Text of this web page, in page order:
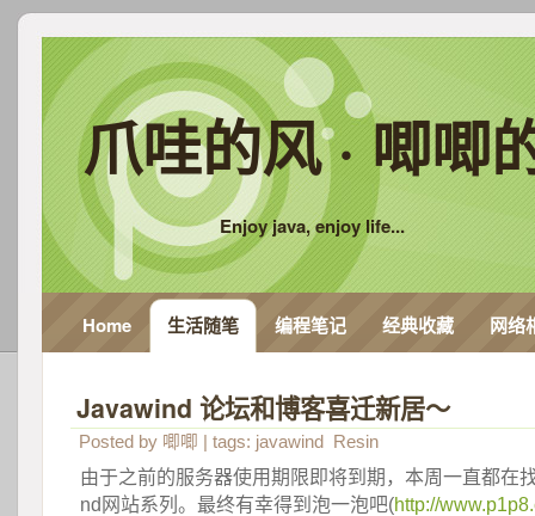
爪哇的风 · 唧唧
Enjoy java, enjoy life...
Home 生活随笔 编程笔记 经典收藏 网络
Javawind 论坛和博客喜迁新居～
Posted by 唧唧 | tags: javawind Resin
由于之前的服务器使用期限即将到期，本周一直都在
nd网站系列。最终有幸得到泡一泡吧(http://